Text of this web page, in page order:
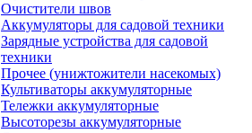
Очистители швов
Аккумуляторы для садовой техники
Зарядные устройства для садовой
техники
Прочее (унижтожители насекомых)
Культиваторы аккумуляторные
Тележки аккумуляторные
Высоторезы аккумуляторные